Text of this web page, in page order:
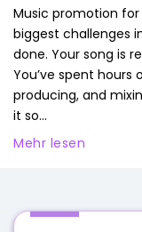
Music promotion
biggest challenges
done. Your song is
You’ve spent hours
producing, and
it so...
Mehr lesen